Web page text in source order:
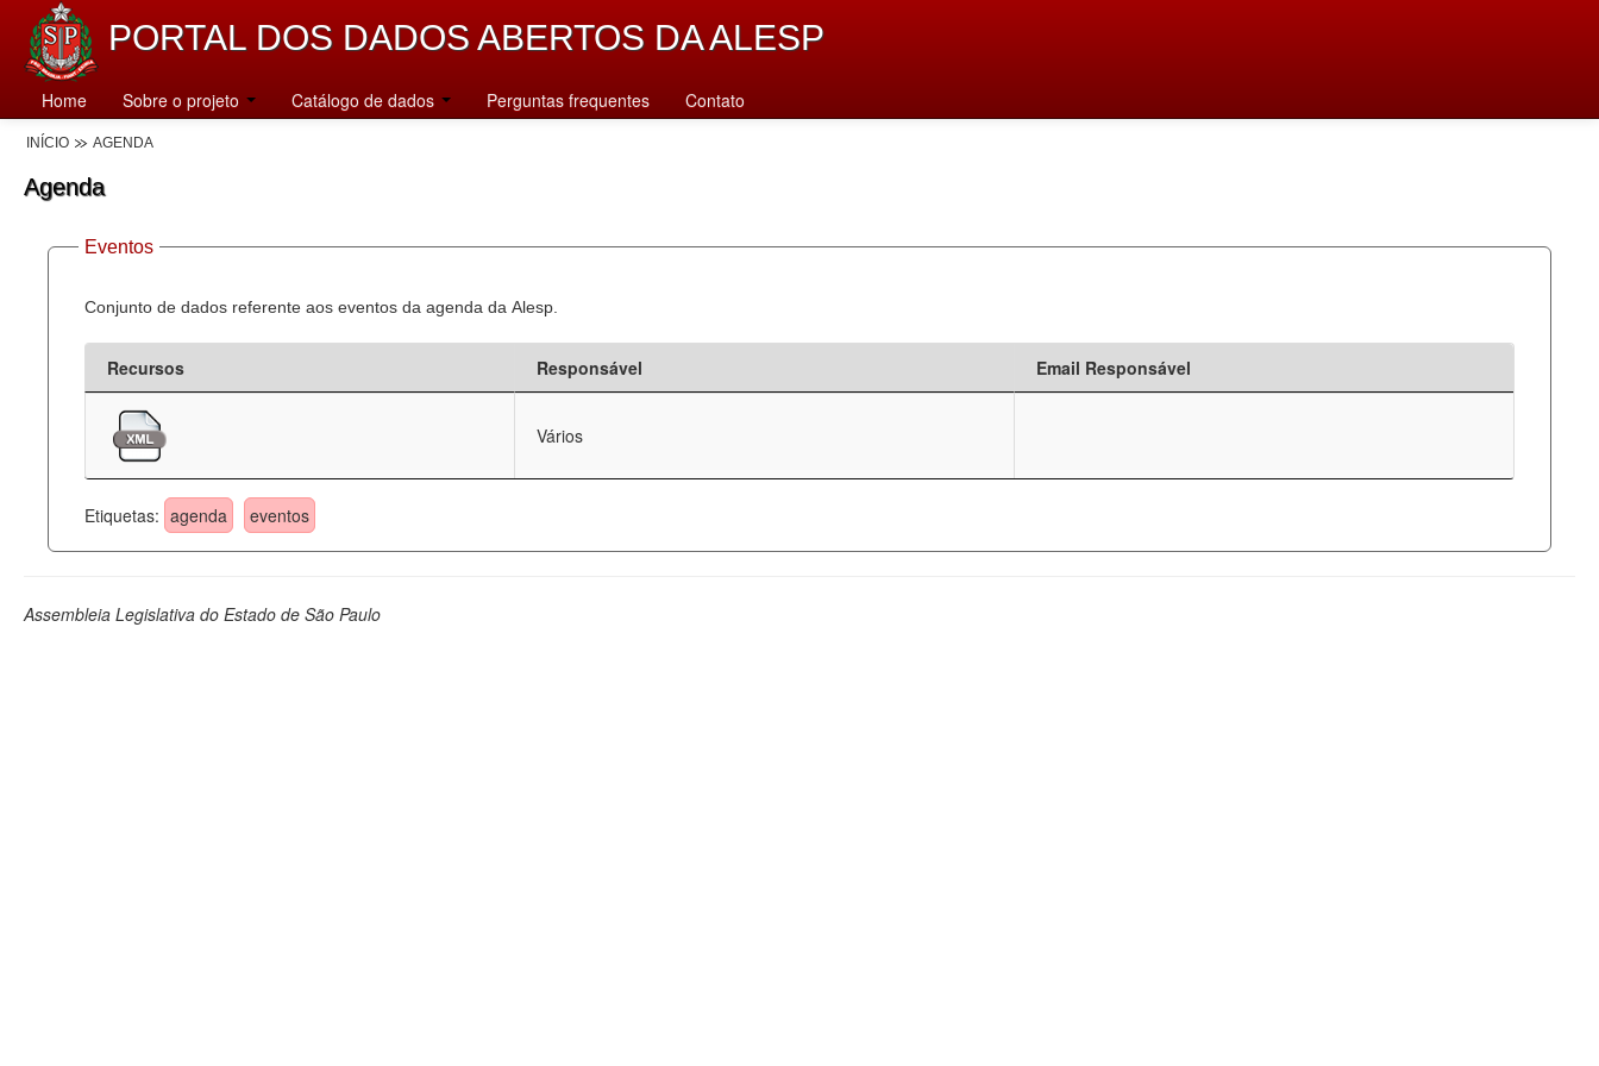
PORTAL DOS DADOS ABERTOS DA ALESP
Home Sobre o projeto Catálogo de dados Perguntas frequentes Contato
INÍCIO AGENDA
Agenda
Eventos
Conjunto de dados referente aos eventos da agenda da Alesp.
Recursos Responsável Email Responsável
Vários
Etiquetas: agenda eventos
Assembleia Legislativa do Estado de São Paulo